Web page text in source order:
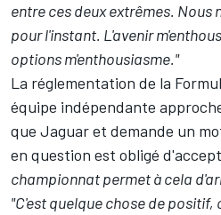
entre ces deux extrêmes. Nous
pour l'instant. L'avenir
options m'enthousiasme."
La réglementation de la
équipe indépendante
que Jaguar et demande un
en question est obligé
championnat permet à cela
"C'est quelque chose de